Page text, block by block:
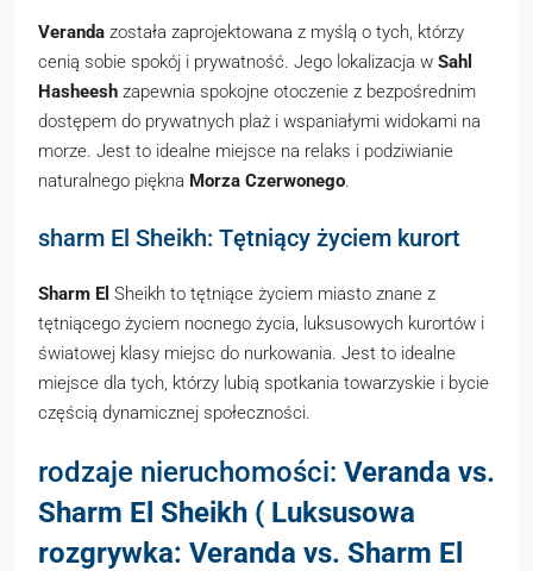
Veranda została zaprojektowana z myślą o tych, którzy
cenią sobie spokój i prywatność. Jego lokalizacja w Sahl
Hasheesh zapewnia spokojne otoczenie z bezpośrednim
dostępem do prywatnych plaż i wspaniałymi widokami na
morze. Jest to idealne miejsce na relaks i podziwianie
naturalnego piękna Morza Czerwonego.
sharm El Sheikh: Tętniący życiem kurort
Sharm El Sheikh to tętniące życiem miasto znane z
tętniącego życiem nocnego życia, luksusowych kurortów i
światowej klasy miejsc do nurkowania. Jest to idealne
miejsce dla tych, którzy lubią spotkania towarzyskie i bycie
częścią dynamicznej społeczności.
rodzaje nieruchomości: Veranda vs.
Sharm El Sheikh ( Luksusowa
rozgrywka: Veranda vs. Sharm El